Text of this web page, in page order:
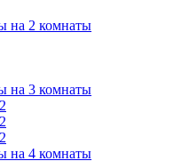
на 2 комнаты
на 3 комнаты
на 4 комнаты